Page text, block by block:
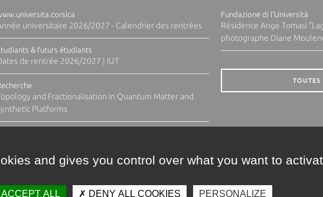
universitaire 2026/2027 - Calendrier des rentrées
& futurs étudiants
de rentrée 2026/2027 | IUT
and Fractionalisation in Quantum Matter and
Platforms
Fundazione di l'Università
Résidence Ange Tomasi
photographe Diane
TOUTES
and gives you control over what you want to
ALL DENY ALL COOKIES PERSONALIZE